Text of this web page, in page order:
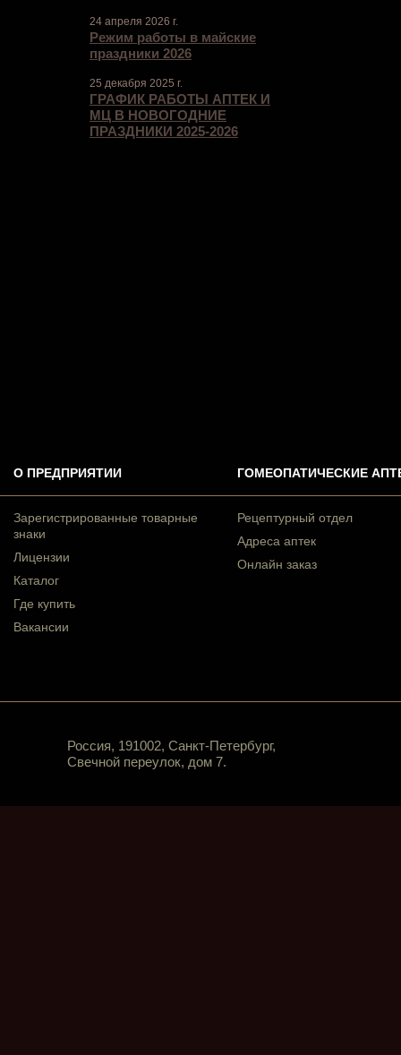
24 апреля 2026 г.
Режим работы в майские
праздники 2026
25 декабря 2025 г.
ГРАФИК РАБОТЫ АПТЕК И
МЦ В НОВОГОДНИЕ
ПРАЗДНИКИ 2025-2026
О ПРЕДПРИЯТИИ
Зарегистрированные товарные
знаки
Лицензии
Каталог
Где купить
Вакансии
ГОМЕОПАТИЧЕСКИЕ
Рецептурный отдел
Адреса аптек
Онлайн заказ
Россия, 191002, Санкт-Петербург,
Свечной переулок, дом 7.